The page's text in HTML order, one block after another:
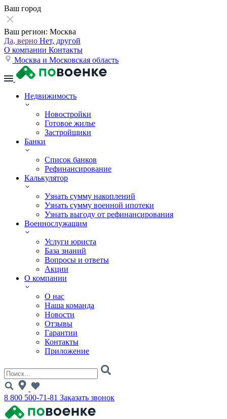
Ваш город
Ваш регион: Москва
Да, верно Нет, другой
О компании Контакты
Москва и Московская область
Недвижимость
Новостройки
Готовое жилье
Застройщики
Банки
Список банков
Рефинансирование
Калькулятор
Узнать сумму накоплений
Узнать сумму военной ипотеки
Узнать выгоду от рефинансирования
Военнослужащим
Услуги юриста
База знаний
Вопросы и ответы
Акции
О компании
О нас
Наша команда
Новости
Отзывы
Гарантии
Контакты
Приложение
8 800 500-71-81 Заказать звонок